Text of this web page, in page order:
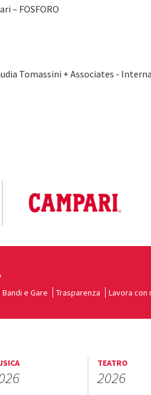
– FOSFORO
Tomassini + Associates -
Bandi e Gare Trasparenza Lavora con
TEATRO
2026